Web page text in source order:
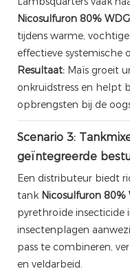
Nicosulfuron 80% WDG
tijdens warme,
effectieve systemische
Resultaat: Maïs groeit
onkruidstress en helpt
opbrengsten bij de
Scenario 3:
geïntegreerde
Een distributeur biedt
tank Nicosulfuron 80%
pyrethroïde insecticide
insectenplagen
pass te combineren,
en veldarbeid.